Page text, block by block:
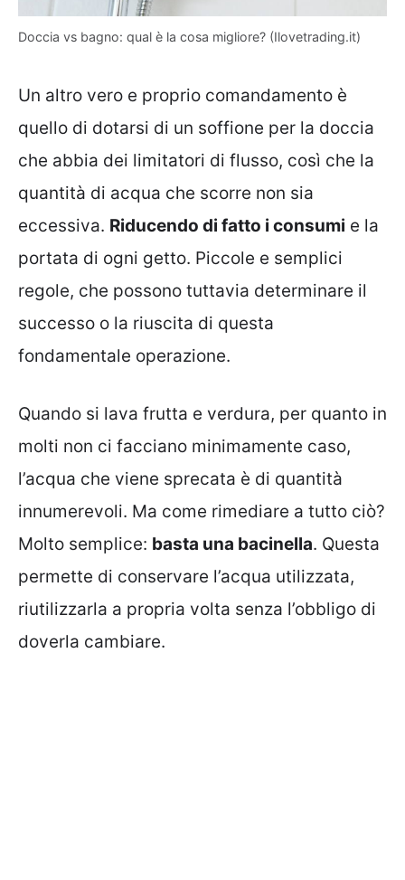
Doccia vs bagno: qual è la cosa migliore? (Ilovetrading.it)
Un altro vero e proprio comandamento è
quello di dotarsi di un soffione per la doccia
che abbia dei limitatori di flusso, così che la
quantità di acqua che scorre non sia
eccessiva. Riducendo di fatto i consumi e la
portata di ogni getto. Piccole e semplici
regole, che possono tuttavia determinare il
successo o la riuscita di questa
fondamentale operazione.
Quando si lava frutta e verdura, per quanto in
molti non ci facciano minimamente caso,
l’acqua che viene sprecata è di quantità
innumerevoli. Ma come rimediare a tutto ciò?
Molto semplice: basta una bacinella. Questa
permette di conservare l’acqua utilizzata,
riutilizzarla a propria volta senza l’obbligo di
doverla cambiare.